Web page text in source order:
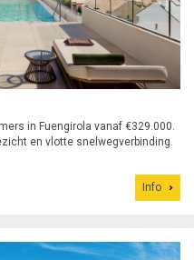
in Fuengirola vanaf €329.000.
en vlotte snelwegverbinding.
Info